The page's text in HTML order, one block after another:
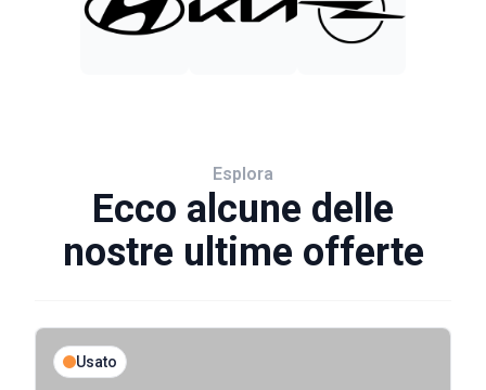
Esplora
Ecco alcune delle
nostre ultime offerte
Usato